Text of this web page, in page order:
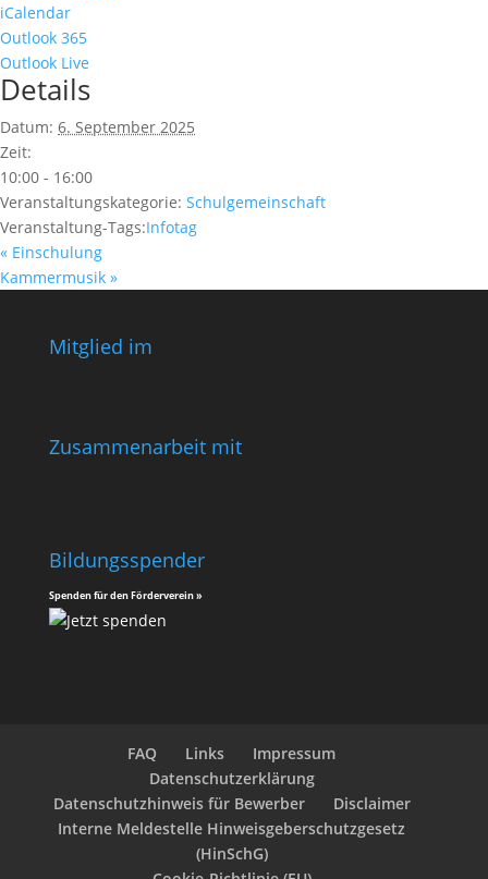
iCalendar
Outlook 365
Outlook Live
Details
Datum: 6. September 2025
Zeit:
10:00 - 16:00
Veranstaltungskategorie: Schulgemeinschaft
Veranstaltung-Tags:Infotag
« Einschulung
Kammermusik »
Mitglied im
Zusammenarbeit mit
Bildungsspender
Spenden für den Förderverein »
FAQ Links
Impressum
Datenschutzerklärung
Datenschutzhinweis für Bewerber
Disclaimer
Interne Meldestelle Hinweisgeberschutzgesetz
(HinSchG)